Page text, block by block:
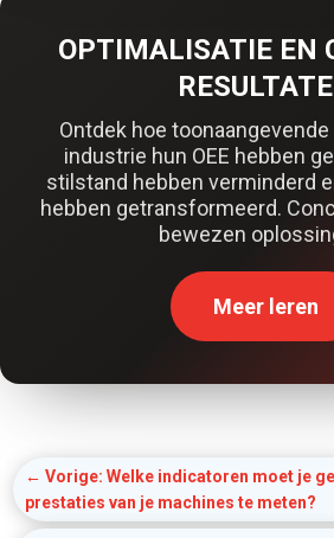
OPTIMALISATIE EN
Ontdek hoe
industrie hun OEE hebben
stilstand hebben verminderd
hebben getransformeerd.
bewezen
Meer leren
←Vorige: Welke indicatoren moet je
prestaties van je machines te meten?